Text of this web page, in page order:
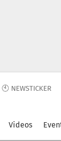
🕙 NEWSTICKER
Videos